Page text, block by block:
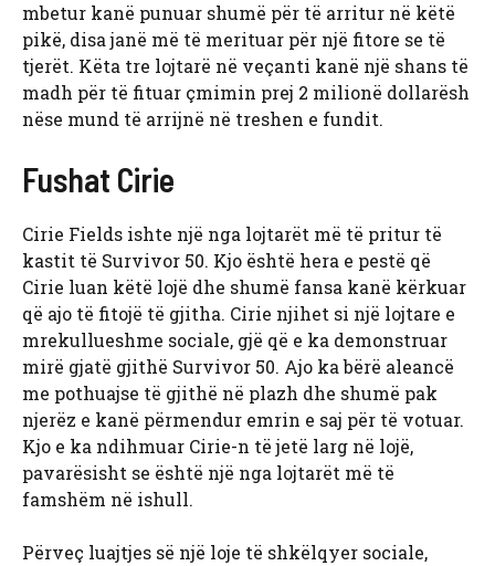
mbetur kanë punuar shumë për të arritur në këtë
pikë, disa janë më të merituar për një fitore se të
tjerët. Këta tre lojtarë në veçanti kanë një shans të
madh për të fituar çmimin prej 2 milionë dollarësh
nëse mund të arrijnë në treshen e fundit.
Fushat Cirie
Cirie Fields ishte një nga lojtarët më të pritur të
kastit të Survivor 50. Kjo është hera e pestë që
Cirie luan këtë lojë dhe shumë fansa kanë kërkuar
që ajo të fitojë të gjitha. Cirie njihet si një lojtare e
mrekullueshme sociale, gjë që e ka demonstruar
mirë gjatë gjithë Survivor 50. Ajo ka bërë aleancë
me pothuajse të gjithë në plazh dhe shumë pak
njerëz e kanë përmendur emrin e saj për të votuar.
Kjo e ka ndihmuar Cirie-n të jetë larg në lojë,
pavarësisht se është një nga lojtarët më të
famshëm në ishull.
Përveç luajtjes së një loje të shkëlqyer sociale,